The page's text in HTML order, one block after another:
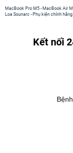
MacBook Pro M5 - MacBook Air
Loa Sounarc - Phụ kiện chính hãng
Kết nối